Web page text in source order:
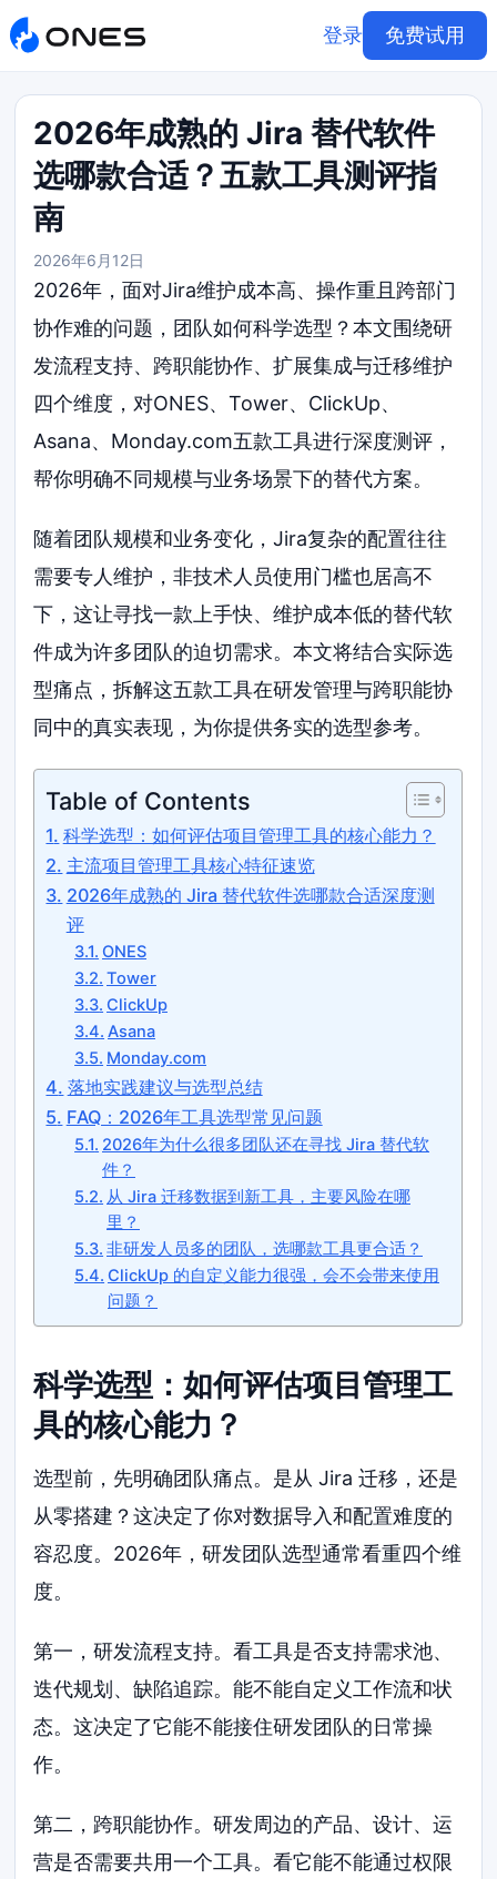
登录 免费试用
2026年成熟的 Jira 替代软件
选哪款合适？五款工具测评指
南
2026年6月12日
2026年，面对Jira维护成本高、操作重且跨部门
协作难的问题，团队如何科学选型？本文围绕研
发流程支持、跨职能协作、扩展集成与迁移维护
四个维度，对ONES、Tower、ClickUp、
Asana、Monday.com五款工具进行深度测评，
帮你明确不同规模与业务场景下的替代方案。
随着团队规模和业务变化，Jira复杂的配置往往
需要专人维护，非技术人员使用门槛也居高不
下，这让寻找一款上手快、维护成本低的替代软
件成为许多团队的迫切需求。本文将结合实际选
型痛点，拆解这五款工具在研发管理与跨职能协
同中的真实表现，为你提供务实的选型参考。
Table of Contents
科学选型：如何评估项目管理工具的核心能力？
主流项目管理工具核心特征速览
2026年成熟的 Jira 替代软件选哪款合适深度测
评
ONES
Tower
ClickUp
Asana
Monday.com
落地实践建议与选型总结
FAQ：2026年工具选型常见问题
2026年为什么很多团队还在寻找 Jira 替代软
件？
从 Jira 迁移数据到新工具，主要风险在哪
里？
非研发人员多的团队，选哪款工具更合适？
ClickUp 的自定义能力很强，会不会带来使用
问题？
科学选型：如何评估项目管理工
具的核心能力？
选型前，先明确团队痛点。是从 Jira 迁移，还是
从零搭建？这决定了你对数据导入和配置难度的
容忍度。2026年，研发团队选型通常看重四个维
度。
第一，研发流程支持。看工具是否支持需求池、
迭代规划、缺陷追踪。能不能自定义工作流和状
态。这决定了它能不能接住研发团队的日常操
作。
第二，跨职能协作。研发周边的产品、设计、运
营是否需要共用一个工具。看它能不能通过权限